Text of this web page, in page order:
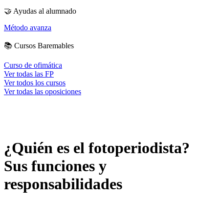
🤝 Ayudas al alumnado
Método avanza
📚 Cursos Baremables
Curso de ofimática
Ver todas las FP
Ver todos los cursos
Ver todas las oposiciones
¿Quién es el fotoperiodista?
Sus funciones y
responsabilidades